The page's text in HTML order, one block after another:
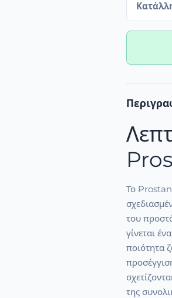
Το
του
γίνεται
ποιότητα
της